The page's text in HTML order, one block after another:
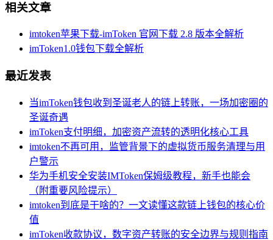
相关文章
imtoken苹果下载-imToken 官网下载 2.8 版本全解析
imToken1.0钱包下载全解析
最近发表
当imToken钱包收到圣诞老人的链上转账，一场加密圈的
圣诞奇遇
imToken支付明细，加密资产流转的透明化核心工具
imtoken不再可用，监管背景下的虚拟货币服务清理与用
户警示
华为手机安全安装IMToken保姆级教程，新手也能会
（附重要风险提示）
imtoken到底是干啥的？一文读懂这款链上钱包的核心价
值
imToken收款协议，数字资产转账的安全边界与规则指南